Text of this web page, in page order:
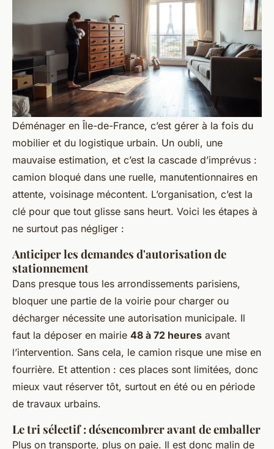
Déménager en Île-de-France, c’est gérer à la fois du
mobilier et du logistique urbain. Un oubli, une
mauvaise estimation, et c’est la cascade d’imprévus :
camion bloqué dans une ruelle, manutentionnaires en
attente, voisinage mécontent. L’organisation, c’est la
clé pour que tout glisse sans heurt. Voici les étapes à
ne surtout pas négliger :
Anticiper les demandes d'autorisation de
stationnement
Dans presque tous les arrondissements parisiens,
bloquer une partie de la voirie pour charger ou
décharger nécessite une autorisation municipale. Il
faut la déposer en mairie 48 à 72 heures avant
l’intervention. Sans cela, le camion risque une mise en
fourrière. Et attention : ces places sont limitées, donc
mieux vaut réserver tôt, surtout en été ou en période
de travaux urbains.
Le tri sélectif : désencombrer avant de emballer
Plus on transporte, plus on paie. Il est donc malin de